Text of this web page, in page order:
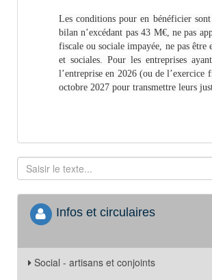
Les conditions pour en bénéficier
bilan n’excédant pas 43 M€, ne pas
fiscale ou sociale impayée, ne pas
et sociales. Pour les entreprises
l’entreprise en 2026 (ou de l’exercice
octobre 2027 pour transmettre leurs
Infos et circulaires
Social - artisans et conjoints